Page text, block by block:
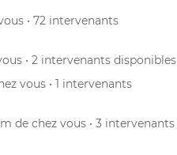
• 72 intervenants
• 2 intervenants disponibles
vous • 1 intervenants
de chez vous • 3 intervenants